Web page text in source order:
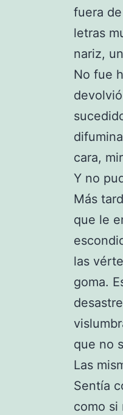
fuera
letras
nariz,
No fue
cara,
Y no
Más
que le
las
goma.
que no
Las
Sentía
como si